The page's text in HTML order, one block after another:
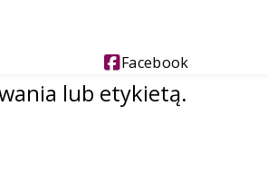
Facebook
Instagram
Linkedin
lub etykietą.